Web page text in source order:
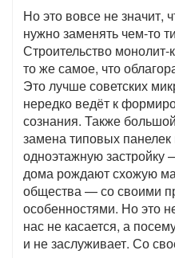
Но это вовсе не значит,
нужно заменять чем-то
Строительство
то же самое, что
Это лучше советских
нередко ведёт к
сознания. Также
замена типовых
одноэтажную застройку
дома рождают схожую
общества — со своими
особенностями. Но это
нас не касается, а
и не заслуживает. Со